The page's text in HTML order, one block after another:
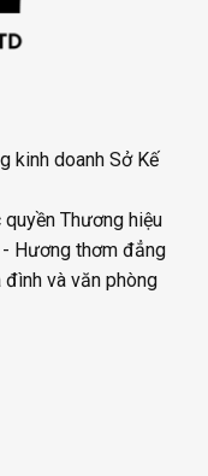
kinh doanh Sở Kế
Thương hiệu
- Hương thơm đẳng
và văn phòng